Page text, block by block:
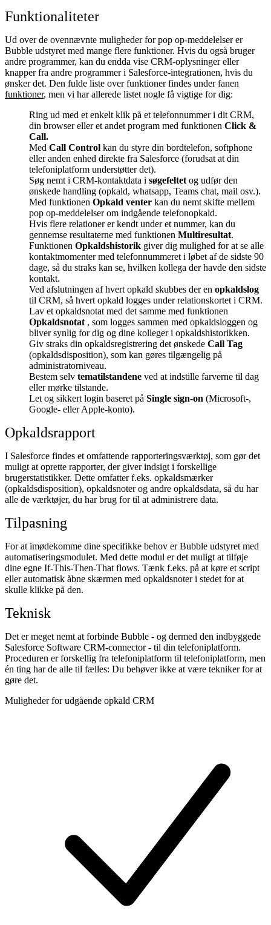
Funktionaliteter
Ud over de ovennævnte muligheder for pop op-meddelelser er
Bubble udstyret med mange flere funktioner. Hvis du også bruger
andre programmer, kan du endda vise CRM-oplysninger eller
knapper fra andre programmer i Salesforce-integrationen, hvis du
ønsker det. Den fulde liste over funktioner findes under fanen
funktioner, men vi har allerede listet nogle få vigtige for dig:
Ring ud med et enkelt klik på et telefonnummer i dit CRM,
din browser eller et andet program med funktionen Click &
Call.
Med Call Control kan du styre din bordtelefon, softphone
eller anden enhed direkte fra Salesforce (forudsat at din
telefoniplatform understøtter det).
Søg nemt i CRM-kontaktdata i søgefeltet og udfør den
ønskede handling (opkald, whatsapp, Teams chat, mail osv.).
Med funktionen Opkald venter kan du nemt skifte mellem
pop op-meddelelser om indgående telefonopkald.
Hvis flere relationer er kendt under et nummer, kan du
gennemse resultaterne med funktionen Multiresultat.
Funktionen Opkaldshistorik giver dig mulighed for at se alle
kontaktmomenter med telefonnummeret i løbet af de sidste 90
dage, så du straks kan se, hvilken kollega der havde den sidste
kontakt.
Ved afslutningen af hvert opkald skubbes der en opkaldslog
til CRM, så hvert opkald logges under relationskortet i CRM.
Lav et opkaldsnotat med det samme med funktionen
Opkaldsnotat , som logges sammen med opkaldsloggen og
bliver synlig for dig og dine kolleger i opkaldshistorikken.
Giv straks din opkaldsregistrering det ønskede Call Tag
(opkaldsdisposition), som kan gøres tilgængelig på
administratorniveau.
Bestem selv tematilstandene ved at indstille farverne til dag
eller mørke tilstande.
Let og sikkert login baseret på Single sign-on (Microsoft-,
Google- eller Apple-konto).
Opkaldsrapport
I Salesforce findes et omfattende rapporteringsværktøj, som gør det
muligt at oprette rapporter, der giver indsigt i forskellige
brugerstatistikker. Dette omfatter f.eks. opkaldsmærker
(opkaldsdisposition), opkaldsnoter og andre opkaldsdata, så du har
alle de værktøjer, du har brug for til at administrere data.
Tilpasning
For at imødekomme dine specifikke behov er Bubble udstyret med
automatiseringsmodulet. Med dette modul er det muligt at tilføje
dine egne If-This-Then-That flows. Tænk f.eks. på at køre et script
eller automatisk åbne skærmen med opkaldsnoter i stedet for at
skulle klikke på den.
Teknisk
Det er meget nemt at forbinde Bubble - og dermed den indbyggede
Salesforce Software CRM-connector - til din telefoniplatform.
Proceduren er forskellig fra telefoniplatform til telefoniplatform, men
én ting har de alle til fælles: Du behøver ikke at være tekniker for at
gøre det.
Muligheder for udgående opkald CRM